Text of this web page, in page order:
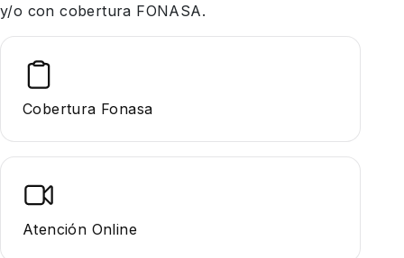
y/o con cobertura FONASA.
Cobertura Fonasa
Atención Online